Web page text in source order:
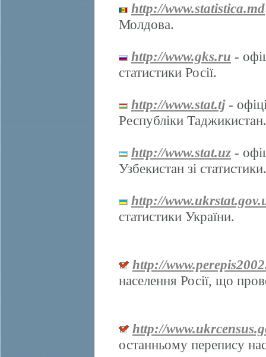
http://www.statistica.md
Молдова.
http://www.gks.ru -
статистики Росії.
http://www.stat.tj-
Республіки Таджикистан.
http://www.stat.uz -
Узбекистан зі статистики.
http://
статистики України.
http://
населення Росії, що
http://
останньому перепису